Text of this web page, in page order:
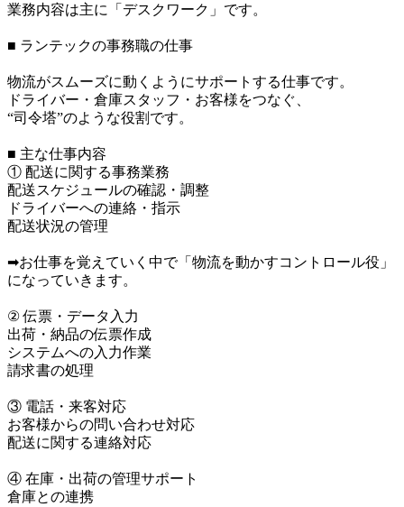
業務内容は主に「デスクワーク」です。
■ ランテックの事務職の仕事
物流がスムーズに動くようにサポートする仕事です。
ドライバー・倉庫スタッフ・お客様をつなぐ、
“司令塔”のような役割です。
■ 主な仕事内容
① 配送に関する事務業務
配送スケジュールの確認・調整
ドライバーへの連絡・指示
配送状況の管理
➡お仕事を覚えていく中で「物流を動かすコントロール役」
になっていきます。
② 伝票・データ入力
出荷・納品の伝票作成
システムへの入力作業
請求書の処理
③ 電話・来客対応
お客様からの問い合わせ対応
配送に関する連絡対応
④ 在庫・出荷の管理サポート
倉庫との連携